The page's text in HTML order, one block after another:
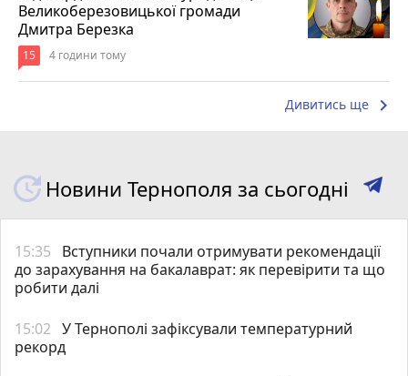
Великоберезовицької громади
Дмитра Березка
15 4 години тому
Дивитись ще keyboard_arrow_right
Новини Тернополя за сьогодні
15:35
Вступники почали отримувати рекомендації
до зарахування на бакалаврат: як перевірити та що
робити далі
15:02 У Тернополі зафіксували температурний
рекорд